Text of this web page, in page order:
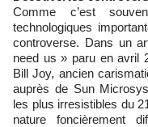
Comme c’est
technologiques
controverse. Dans un
need us » paru en avril
Bill Joy, ancien
auprès de Sun
les plus irresistibles du
nature foncièrement